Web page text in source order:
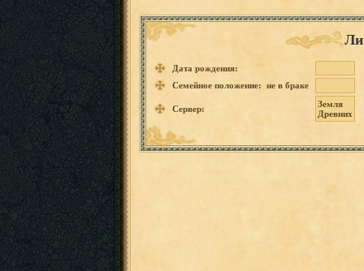
Дата рождения:
Семейное положение: не в браке
Сервер:
Земля
Древних